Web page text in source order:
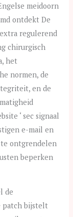
meidoorn
ontdekt De
regulerend
chirurgisch
het
normen, de
en de
‘ sec signaal
e-mail en
ontgrendelen
beperken
de
patch bijstelt